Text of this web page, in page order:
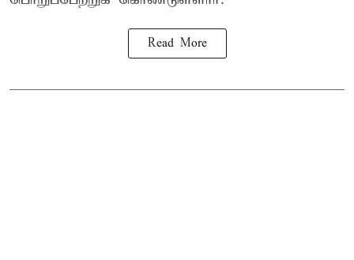
Read More